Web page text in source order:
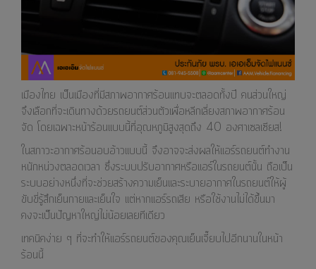
ทางการ
เมืองไทย เป็นเมืองที่มีสภาพอากาศร้อนแทบจะตลอดทั้งปี คนส่วนใหญ่
จึงเลือกที่จะเดินทางด้วยรถยนต์ส่วนตัวเพื่อหลีกเลี่ยงสภาพอากาศร้อน
จัด โดยเฉพาะหน้าร้อนแบบนี้ที่อุณหภูมิสูงสุดถึง 40 องศาเซลเซียส!
ในสภาวะอากาศร้อนอบอ้าวแบบนี้ จึงอาจจะส่งผลให้แอร์รถยนต์ทำงาน
หนักหน่วงตลอดเวลา ซึ่งระบบปรับอากาศหรือแอร์ในรถยนต์นั้น ถือเป็น
ระบบอย่างหนึ่งที่จะช่วยสร้างความเย็นและระบายอากาศในรถยนต์ให้ผู้
ขับขี่รู้สึกเย็นกายและเย็นใจ แต่หากแอร์รถเสีย หรือใช้งานไม่ได้ขึ้นมา
คงจะเป็นปัญหาใหญ่ไม่น้อยเลยทีเดียว
เทคนิคง่าย ๆ ที่จะทำให้แอร์รถยนต์ของคุณเย็นเจี๊ยบไปอีกนานในหน้า
ร้อนนี้